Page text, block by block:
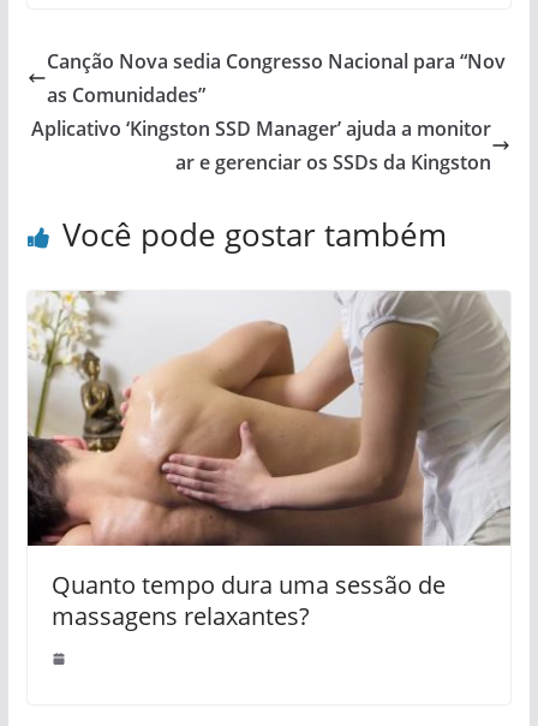
Canção Nova sedia Congresso Nacional para “Nov
as Comunidades”
Aplicativo ‘Kingston SSD Manager’ ajuda a monitor
ar e gerenciar os SSDs da Kingston
Você pode gostar também
Quanto tempo dura uma sessão de
massagens relaxantes?